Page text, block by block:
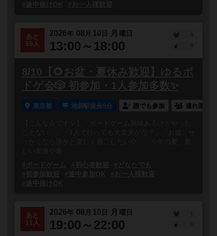
#途中抜けOK
#お一人様歓迎
あと
15人
2026年 08 月 10 日 月 曜日
13:00～18:00
5
8/10【🌻お盆・夏休み歓迎】ゆるボ
ドゲ会🎲 初参加・1人参加多数✨
東京都 池袋駅徒歩5分 誰でも参加 連れ添い
【こんな会です💡】「ボードゲーム興味あるけどやった
ことない…」「1人で行っても大丈夫かな？」「お盆、せ
っかくなら誰かと楽しく過ごしたい🌻」「今年の夏、新
しい友達や趣...
#ボードゲーム
#初心者歓迎
#どなたでも
#初参加歓迎
#途中参加OK
#お一人様歓迎
#途中抜けOK
あと
11人
2026年 08 月 10 日 月 曜日
19:00～22:00
1